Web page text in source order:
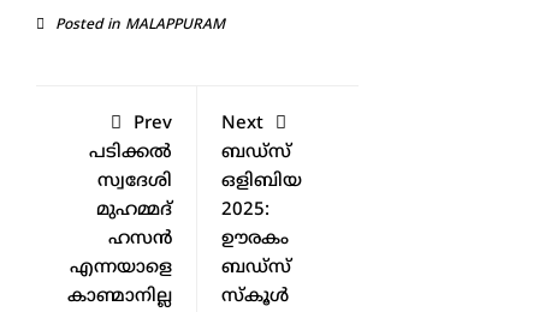
Posted in MALAPPURAM
Prev
പടിക്കല്‍
സ്വദേശി
മുഹമ്മദ്
ഹസന്‍
എന്നയാളെ
കാണ്മാനില്ല
Next
ബഡ്‌സ്
ഒളിബിയ
2025:
ഊരകം
ബഡ്‌സ്
സ്കൂൾ